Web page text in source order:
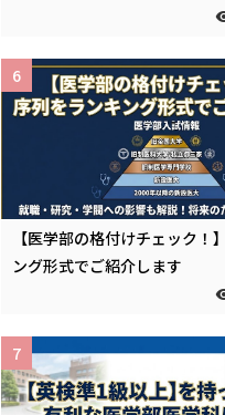
【医学部の格付けチェック！
ング形式でご紹介します
6
7